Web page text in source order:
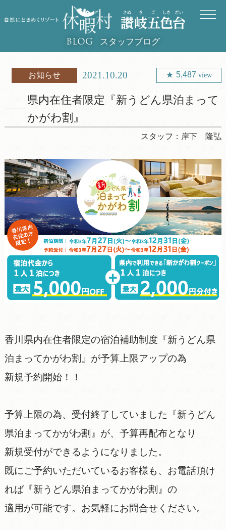
BLOG スタッフブログ
お知らせ 2021.10.20 5,487view
県内在住者限定『新うどん県泊まって
かがわ割』
スタッフ： 岸下 隆弘
香川県内在住者限定の宿泊補助制度『新うどん県
泊まってかがわ割』が予算上限アップの為
新規予約開始！！
予算上限の為、受付終了していました『新うどん
県泊まってかがわ割』が、予算再配布となり
新規受付ができるようになりました。
既にご予約いただいているお客様も、お電話頂け
れば『新うどん県泊まってかがわ割』の
適用が可能です。お気軽にお問合せください。